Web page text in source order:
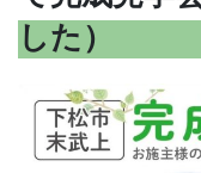
した）